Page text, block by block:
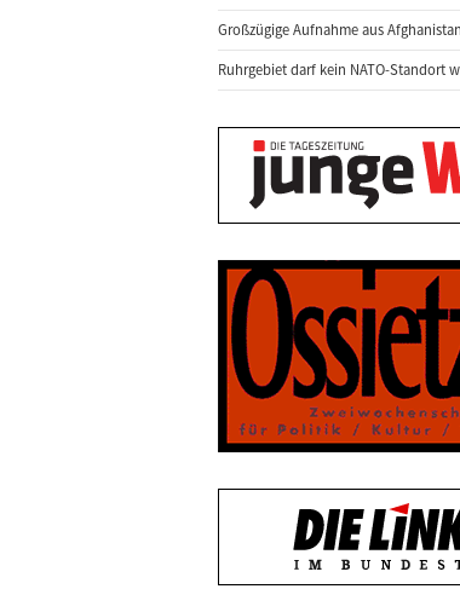
Großzügige Aufnahme aus
Ruhrgebiet darf kein NATO-Standort